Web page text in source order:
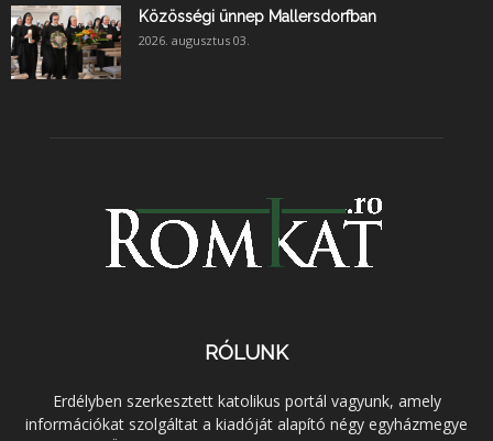
Közösségi ünnep Mallersdorfban
2026. augusztus 03.
RÓLUNK
Erdélyben szerkesztett katolikus portál vagyunk, amely
információkat szolgáltat a kiadóját alapító négy egyházmegye